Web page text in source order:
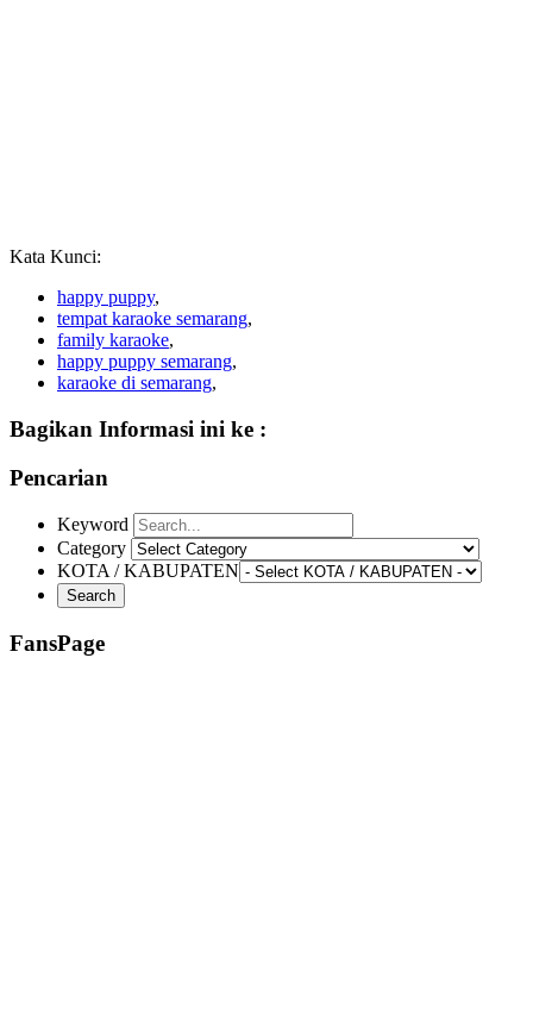
Kata Kunci:
happy puppy,
tempat karaoke semarang,
family karaoke,
happy puppy semarang,
karaoke di semarang,
Bagikan Informasi ini ke :
Pencarian
Keyword
Category
KOTA / KABUPATEN
FansPage